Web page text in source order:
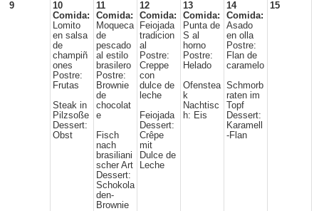
9
10
Comida:
Lomito
en salsa
de
champiñ
ones
Postre:
Frutas
Steak in
Pilzsoße
Dessert:
Obst
11
Comida:
Moqueca
de
pescado
al estilo
brasilero
Postre:
Brownie
de
chocolat
e
Fisch
nach
brasiliani
scher Art
Dessert:
Schokola
den-
Brownie
12
Comida:
Feiojada
tradicion
al
Postre:
Creppe
con
dulce de
leche
Feiojada
Dessert:
Crêpe
mit
Dulce de
Leche
13
Comida:
Punta de
S al
horno
Postre:
Helado
Ofenstea
k
Nachtisc
h: Eis
14
Comida:
Asado
en olla
Postre:
Flan de
caramelo
Schmorb
raten im
Topf
Dessert:
Karamell
-Flan
15